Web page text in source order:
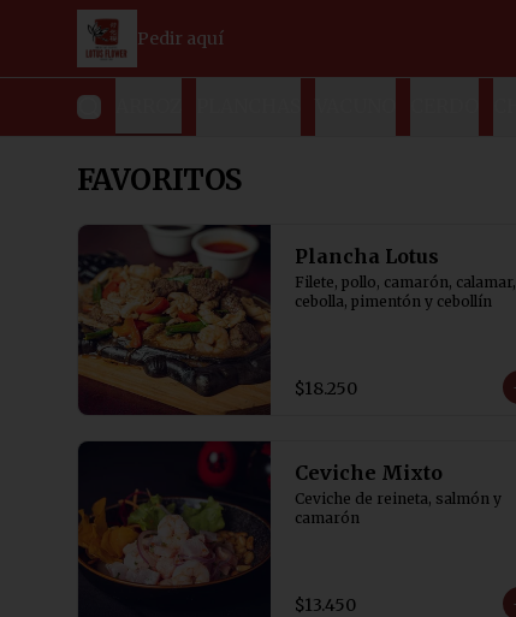
Pedir aquí
FRIAS
FAVORITOS
Plancha Lotus
Filete, pollo, camarón, calamar,
cebolla, pimentón y cebollín
$18.250
Ceviche Mixto
Ceviche de reineta, salmón y
camarón
$13.450